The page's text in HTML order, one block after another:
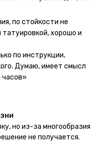
даже несмотря
большой выбор по
Заказывала сразу
друзья до сих пор
тату или я всё-таки
следовать
отличить от
перевести большую
кожи (например,
плохо отпечататься
так, риски, которые
по стойкости не
хорошо и
по инструкции,
Думаю, имеет смысл
часов»
но из-за многообразия
не получается.
находкой. Как